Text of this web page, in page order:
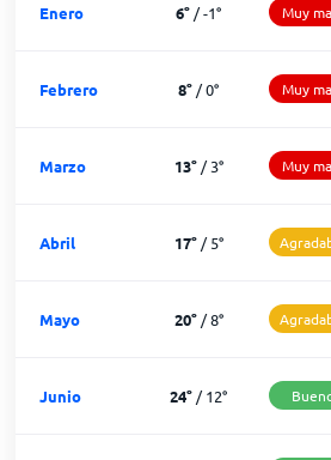
Enero 6° /-1° Muy
Febrero 8° /0° Muy
Marzo 13°/3° Muy
Abril 17°/5°
Mayo 20°/8°
Junio 24° /12°